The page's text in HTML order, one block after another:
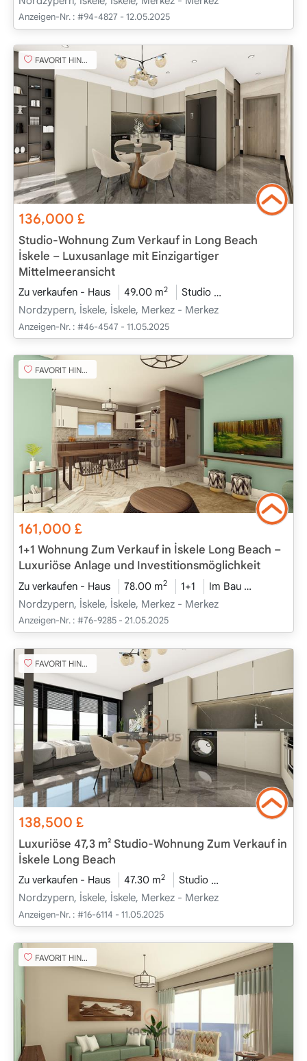
Anzeigen-Nr. : #94-4827 - 12.05.2025
FAVORIT HINZUFÜGEN
136,000£
Studio-Wohnung Zum Verkauf in Long Beach
İskele – Luxusanlage mit Einzigartiger
Mittelmeeransicht
Zu verkaufen - Haus 49.00 m2 Studio
Nordzypern, İskele, İskele, Merkez - Merkez
Anzeigen-Nr. : #46-4547 - 11.05.2025
FAVORIT HINZUFÜGEN
161,000£
1+1 Wohnung Zum Verkauf in İskele Long Beach –
Luxuriöse Anlage und Investitionsmöglichkeit
Zu verkaufen - Haus 78.00 m2 1+1 Im Bau
Nordzypern, İskele, İskele, Merkez - Merkez
Anzeigen-Nr. : #76-9285 - 21.05.2025
FAVORIT HINZUFÜGEN
138,500£
Luxuriöse 47,3 m² Studio-Wohnung Zum Verkauf in
İskele Long Beach
Zu verkaufen - Haus 47.30 m2 Studio
Nordzypern, İskele, İskele, Merkez - Merkez
Anzeigen-Nr. : #16-6114 - 11.05.2025
FAVORIT HINZUFÜGEN